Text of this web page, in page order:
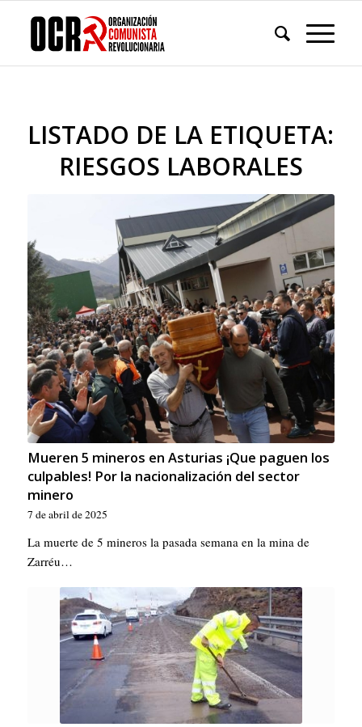
LISTADO DE LA ETIQUETA:
RIESGOS LABORALES
Mueren 5 mineros en Asturias ¡Que paguen los
culpables! Por la nacionalización del sector
minero
7 de abril de 2025
La muerte de 5 mineros la pasada semana en la mina de
Zarréu…